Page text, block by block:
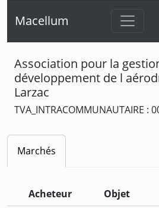
Macellum
Association pour la
développement de l
Larzac
TVA_INTRACOMMUNAUTAIRE :
Marchés
Acheteur Objet